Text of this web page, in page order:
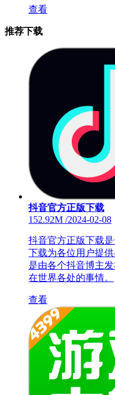
查看
推荐下载
抖音官方正版下载
152.92M /2024-02-08
抖音官方正版下载
下载为各位用户提
是由各个抖音博主
在世界各处的事情。
查看